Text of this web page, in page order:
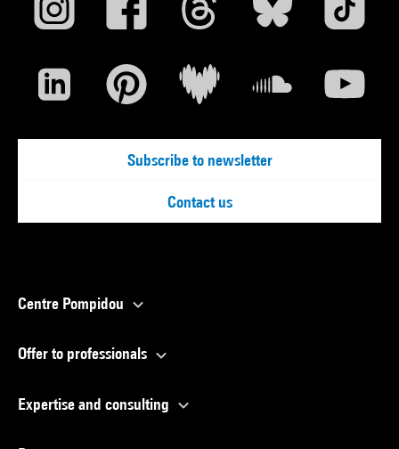
Subscribe to newsletter
Contact us
Centre Pompidou
Offer to professionals
Expertise and consulting